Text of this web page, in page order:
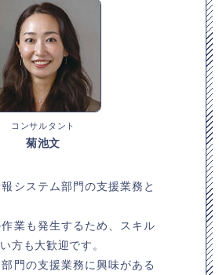
コンサルタント
菊池文
システム部門の支援業務と
業も発生するため、スキル
方も大歓迎です。
門の支援業務に興味がある